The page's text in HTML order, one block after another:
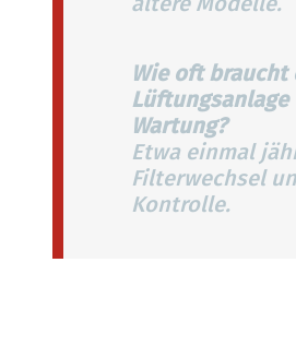
Wie oft braucht
Lüftungsanlage
Wartung?
Etwa einmal
Filterwechsel
Kontrolle.